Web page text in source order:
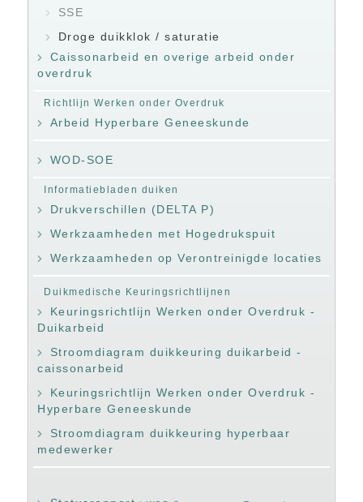
SSE
Droge duikklok / saturatie
Caissonarbeid en overige arbeid onder
overdruk
Richtlijn Werken onder Overdruk
Arbeid Hyperbare Geneeskunde
WOD-SOE
Informatiebladen duiken
Drukverschillen (DELTA P)
Werkzaamheden met Hogedrukspuit
Werkzaamheden op Verontreinigde locaties
Duikmedische Keuringsrichtlijnen
Keuringsrichtlijn Werken onder Overdruk -
Duikarbeid
Stroomdiagram duikkeuring duikarbeid -
caissonarbeid
Keuringsrichtlijn Werken onder Overdruk -
Hyperbare Geneeskunde
Stroomdiagram duikkeuring hyperbaar
medewerker